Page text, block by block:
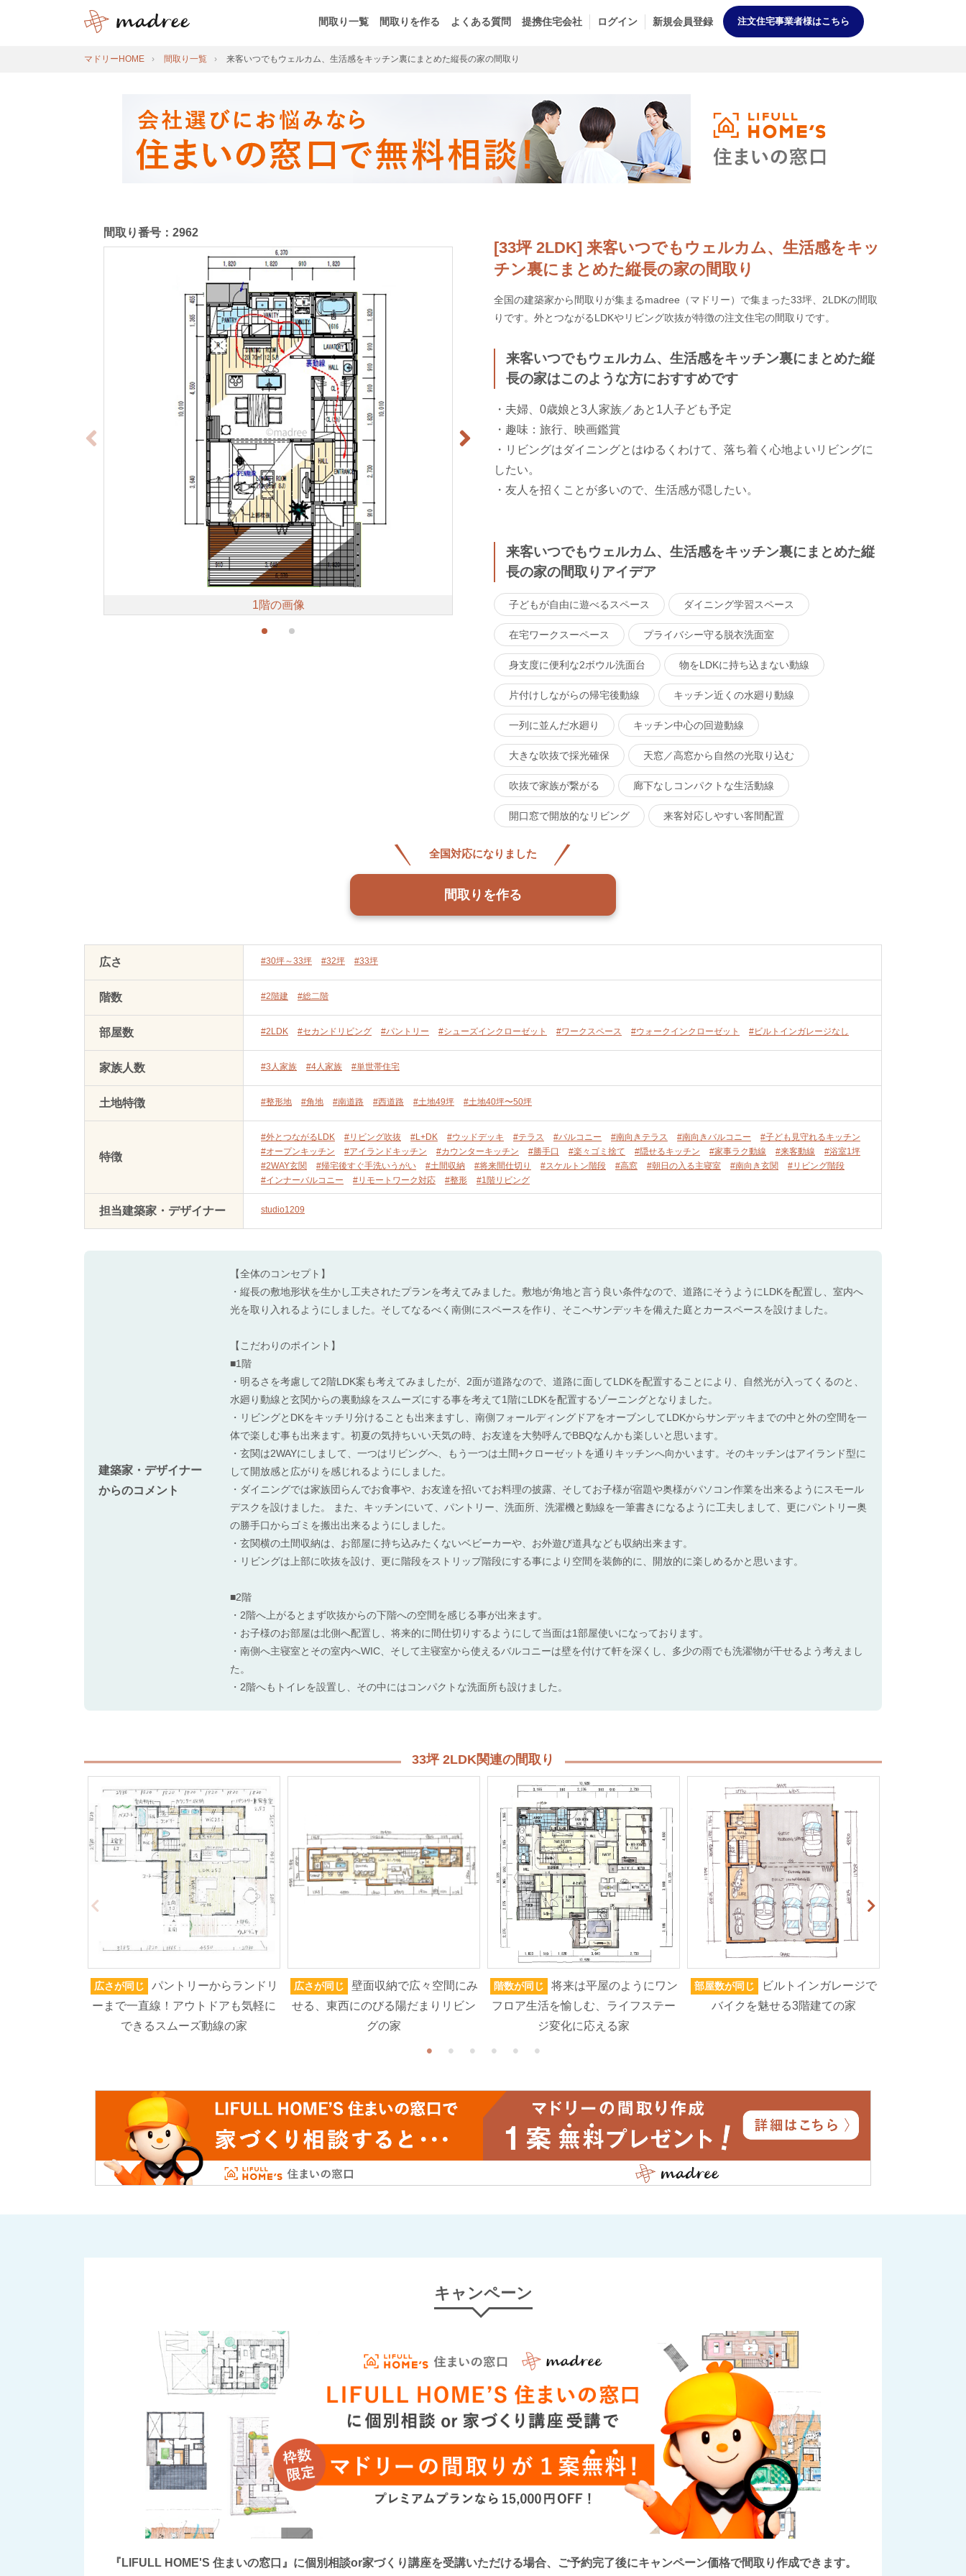
間取り一覧 間取りを作る よくある質問 提携住宅会社 ログイン 新規会員登録 注文住宅事業者様はこちら
マドリーHOME 間取り一覧 来客いつでもウェルカム、生活感をキッチン裏にまとめた縦長の家の間取り
[33坪 2LDK] 来客いつでもウェルカム、生活感をキッ
チン裏にまとめた縦長の家の間取り
全国の建築家から間取りが集まるmadree（マドリー）で集まった33坪、2LDKの間取
りです。外とつながるLDKやリビング吹抜が特徴の注文住宅の間取りです。
来客いつでもウェルカム、生活感をキッチン裏にまとめた縦
長の家はこのような方におすすめです
・夫婦、0歳娘と3人家族／あと1人子ども予定
・趣味：旅行、映画鑑賞
・リビングはダイニングとはゆるくわけて、落ち着く心地よいリビングに
したい。
・友人を招くことが多いので、生活感が隠したい。
来客いつでもウェルカム、生活感をキッチン裏にまとめた縦
長の家の間取りアイデア
子どもが自由に遊べるスペース ダイニング学習スペース
在宅ワークスーペース プライバシー守る脱衣洗面室
身支度に便利な2ボウル洗面台 物をLDKに持ち込まない動線
片付けしながらの帰宅後動線 キッチン近くの水廻り動線
一列に並んだ水廻り キッチン中心の回遊動線
大きな吹抜で採光確保 天窓／高窓から自然の光取り込む
吹抜で家族が繋がる 廊下なしコンパクトな生活動線
開口窓で開放的なリビング 来客対応しやすい客間配置
間取り番号：2962
1階の画像
全国対応になりました
間取りを作る
広さ #30坪～33坪 #32坪 #33坪
階数 #2階建 #総二階
部屋数 #2LDK #セカンドリビング #パントリー #シューズインクローゼット #ワークスペース #ウォークインクローゼット #ビルトインガレージなし
家族人数 #3人家族 #4人家族 #単世帯住宅
土地特徴 #整形地 #角地 #南道路 #西道路 #土地49坪 #土地40坪〜50坪
特徴
#外とつながるLDK #リビング吹抜 #L+DK #ウッドデッキ #テラス #バルコニー #南向きテラス #南向きバルコニー
#子ども見守れるキッチン
#オープンキッチン
#アイランドキッチン #カウンターキッチン #勝手口 #楽々ゴミ捨て #隠せるキッチン #家事ラク動線 #来客動線
#浴室1坪
#2WAY玄関
#帰宅後すぐ手洗いうがい #土間収納 #将来間仕切り #スケルトン階段 #高窓 #朝日の入る主寝室 #南向き玄関
#リビング階段
#インナーバルコニー
#リモートワーク対応 #整形 #1階リビング
担当建築家・デザイナー studio1209
建築家・デザイナー
からのコメント
【全体のコンセプト】
・縦長の敷地形状を生かし工夫されたプランを考えてみました。敷地が角地と言う良い条件なので、道路にそうようにLDKを配置し、室内へ
光を取り入れるようにしました。そしてなるべく南側にスペースを作り、そこへサンデッキを備えた庭とカースペースを設けました。
【こだわりのポイント】
■1階
・明るさを考慮して2階LDK案も考えてみましたが、2面が道路なので、道路に面してLDKを配置することにより、自然光が入ってくるのと、
水廻り動線と玄関からの裏動線をスムーズにする事を考えて1階にLDKを配置するゾーニングとなりました。
・リビングとDKをキッチリ分けることも出来ますし、南側フォールディングドアをオーブンしてLDKからサンデッキまでの中と外の空間を一
体で楽しむ事も出来ます。初夏の気持ちいい天気の時、お友達を大勢呼んでBBQなんかも楽しいと思います。
・玄関は2WAYにしまして、一つはリビングへ、もう一つは土間+クローゼットを通りキッチンへ向かいます。そのキッチンはアイランド型に
して開放感と広がりを感じれるようにしました。
・ダイニングでは家族団らんでお食事や、お友達を招いてお料理の披露、そしてお子様が宿題や奥様がパソコン作業を出来るようにスモール
デスクを設けました。 また、キッチンにいて、パントリー、洗面所、洗濯機と動線を一筆書きになるように工夫しまして、更にパントリー奥
の勝手口からゴミを搬出出来るようにしました。
・玄関横の土間収納は、お部屋に持ち込みたくないベビーカーや、お外遊び道具なども収納出来ます。
・リビングは上部に吹抜を設け、更に階段をストリップ階段にする事により空間を装飾的に、開放的に楽しめるかと思います。
■2階
・2階へ上がるとまず吹抜からの下階への空間を感じる事が出来ます。
・お子様のお部屋は北側へ配置し、将来的に間仕切りするようにして当面は1部屋使いになっております。
・南側へ主寝室とその室内へWIC、そして主寝室から使えるバルコニーは壁を付けて軒を深くし、多少の雨でも洗濯物が干せるよう考えまし
た。
・2階へもトイレを設置し、その中にはコンパクトな洗面所も設けました。
33坪 2LDK関連の間取り
広さが同じ
パントリーからランドリ
ーまで一直線！アウトドアも気軽に
できるスムーズ動線の家
広さが同じ
壁面収納で広々空間にみ
せる、東西にのびる陽だまりリビン
グの家
階数が同じ
将来は平屋のようにワン
フロア生活を愉しむ、ライフステー
ジ変化に応える家
部屋数が同じ
ビルトインガレージで
バイクを魅せる3階建ての家
キャンペーン
『LIFULL HOME'S 住まいの窓口』に個別相談or家づくり講座を受講いただける場合、ご予約完了後にキャンペーン価格で間取り作成できます。